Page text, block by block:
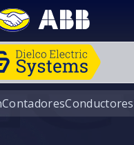
ContadoresConductores